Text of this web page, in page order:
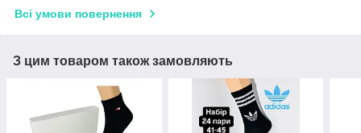
Всі умови повернення
З цим товаром також замовляють